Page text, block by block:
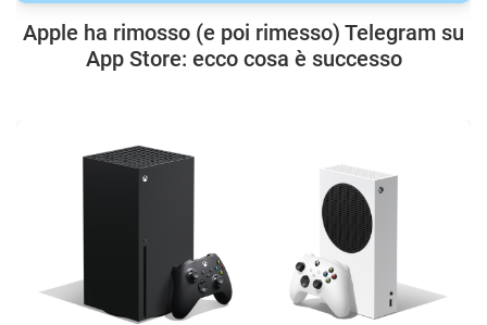
Apple ha rimosso (e poi rimesso) Telegram su
App Store: ecco cosa è successo